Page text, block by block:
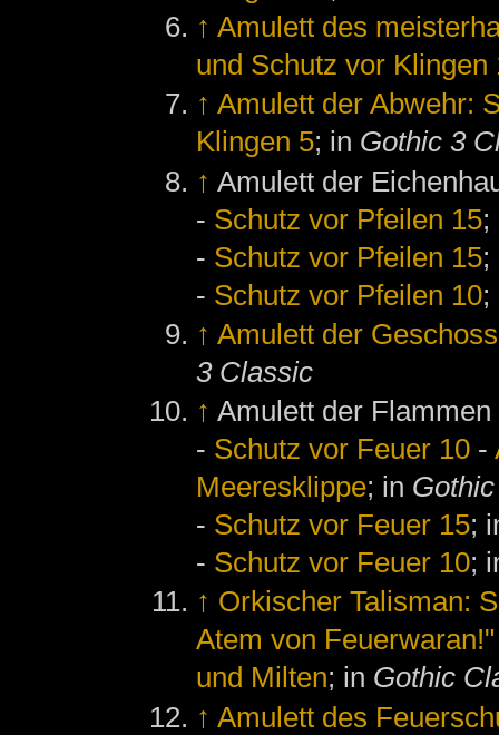
↑ Amulett des
und Schutz vor Klingen
↑ Amulett der Abwehr:
Klingen 5; in Gothic 3
↑ Amulett der
- Schutz vor Pfeilen 15
- Schutz vor Pfeilen 15
- Schutz vor Pfeilen 10
↑ Amulett der
3 Classic
↑ Amulett der Flammen
- Schutz vor Feuer 10 -
Meeresklippe; in
- Schutz vor Feuer 15;
- Schutz vor Feuer 10;
↑ Orkischer Talisman:
Atem von Feuerwaran!"
und Milten; in Gothic
↑ Amulett des